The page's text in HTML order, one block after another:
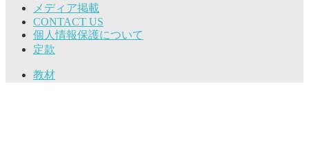
メディア掲載
CONTACT US
個人情報保護について
定款
教材